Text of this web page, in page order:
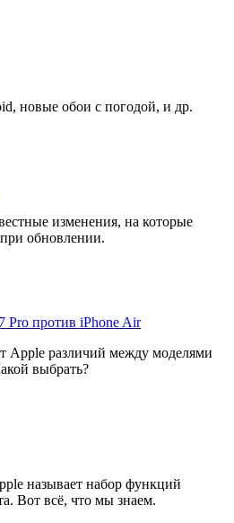
новые обои с погодой, и др.
изменения, на которые
обновлении.
Pro против iPhone Air
Apple различий между моделями
выбрать?
называет набор функций
Вот всё, что мы знаем.